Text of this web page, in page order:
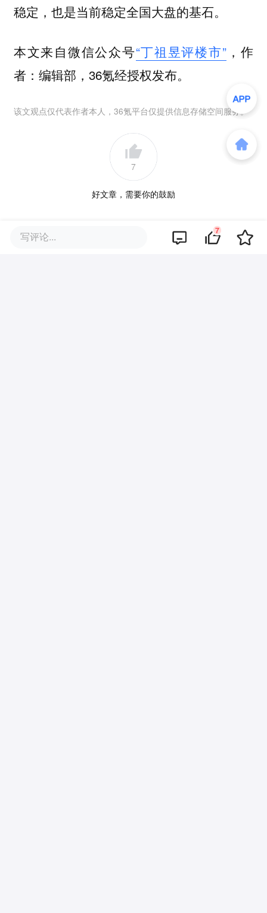
稳定，也是当前稳定全国大盘的基石。
本文来自微信公众号“丁祖昱评楼市”，作
者：编辑部，36氪经授权发布。
该文观点仅代表作者本人，36氪平台仅提供信息存储空间服务。
7
好文章，需要你的鼓励
品牌专题
写评论... 7